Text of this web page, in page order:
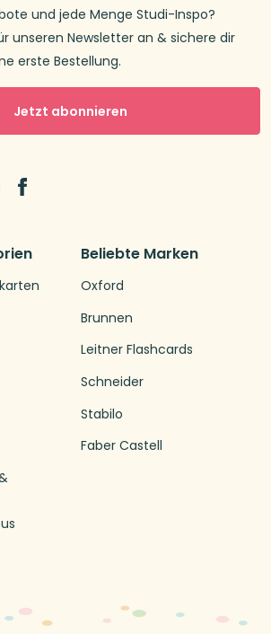
Beliebte Marken
Oxford
Brunnen
Leitner Flashcards
Schneider
Stabilo
Faber Castell
und jede Menge Studi-Inspo?
unseren Newsletter an & sichere dir
erste Bestellung.
Jetzt abonnieren